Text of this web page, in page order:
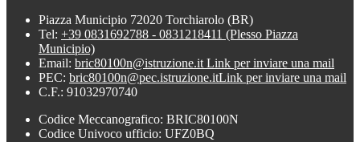
Piazza Municipio 72020 Torchiarolo (BR)
Tel: +39 0831692788 - 0831218411 (Plesso Piazza
Municipio)
Email: bric80100n@istruzione.it Link per inviare una mail
PEC: bric80100n@pec.istruzione.itLink per inviare una mail
C.F.: 91032970740
Codice Meccanografico: BRIC80100N
Codice Univoco ufficio: UFZ0BQ